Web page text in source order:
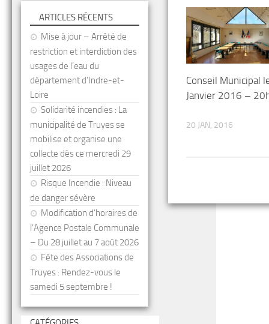
Conseil Municipal
Janvier 2016 –
20 JAN, 2016
ARTICLES RÉCENTS
Mise à jour – Arrêté de
restriction et interdiction des
usages de l’eau du
département d’Indre-et-
Loire
Solidarité incendies : La
municipalité de Truyes se
mobilise et organise une
collecte dès ce mercredi 29
juillet 2026
Risque Incendie : Niveau
de danger sévère
Modification d’horaires de
l’Agence Postale Communale
– Du 28 juillet au 7 août 2026
Fête des Associations de
Truyes : Rendez-vous le
samedi 5 septembre !